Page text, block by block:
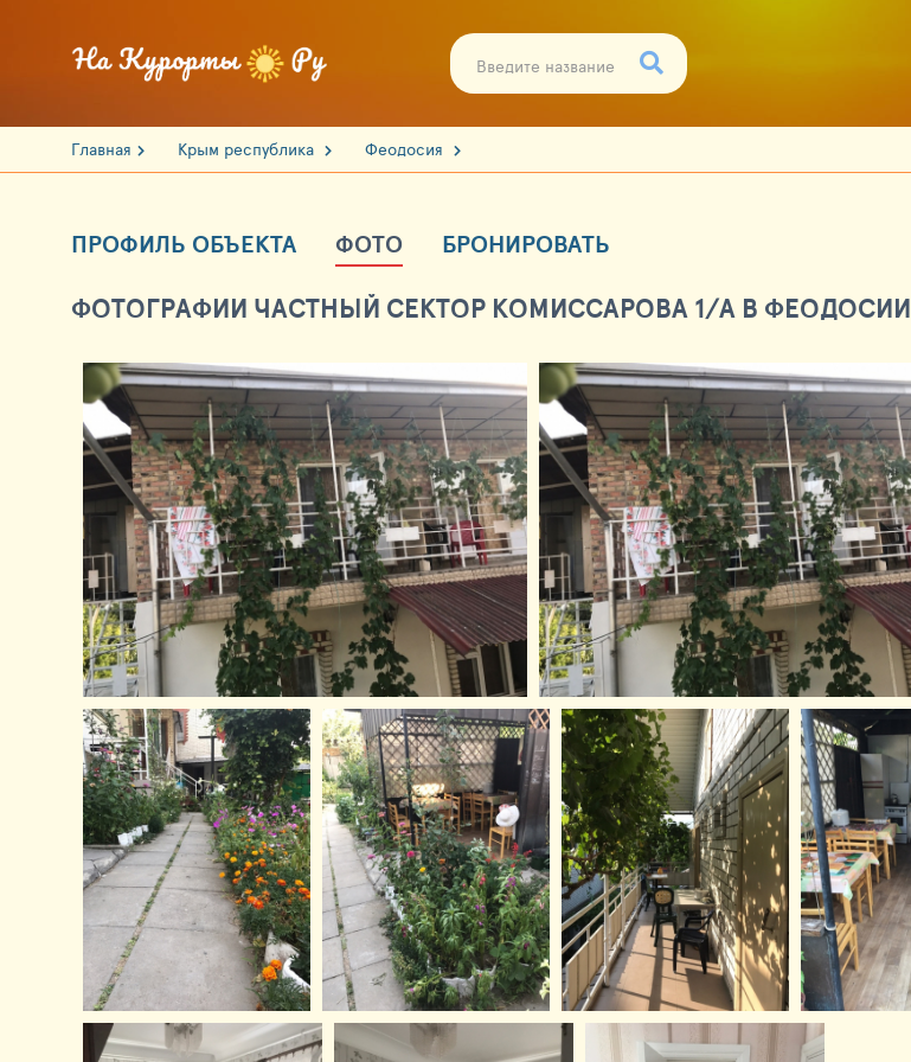
Главная Крым республика Феодосия
ПРОФИЛЬ ОБЪЕКТА ФОТО БРОНИРОВАТЬ
ФОТОГРАФИИ ЧАСТНЫЙ СЕКТОР КОМИССАРОВА 1/А В ФЕОДОСИИ